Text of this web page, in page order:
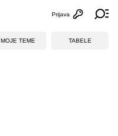
Otvori
Prijava
MOJE TEME TABELE